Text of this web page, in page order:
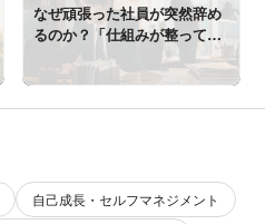
なぜ頑張った社員が突然辞め
るのか？「仕組みが整ってい
ない職場」では離職は止まら
自己成長・セルフマネジメント